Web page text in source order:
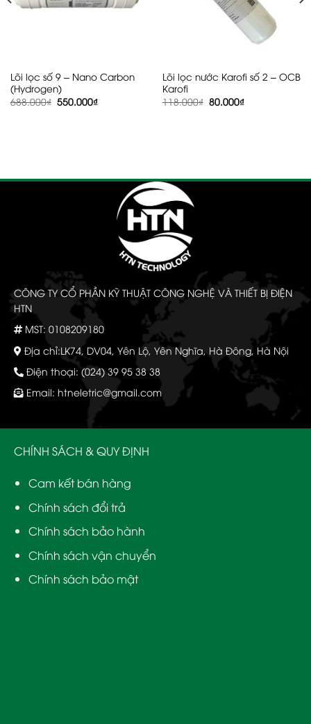
Lõi lọc số 9 – Nano Carbon
(Hydrogen)
688.000₫ Giá
gốc
550.000₫Giá
hiện
Lõi lọc nước Karofi số 2 – OCB
Karofi
118.000₫ Giá
gốc
80.000₫Giá
hiện
CÔNG TY CỔ PHẦN KỸ THUẬT CÔNG NGHỆ VÀ THIẾT BỊ ĐIỆN
HTN
MST: 0108209180
Địa chỉ:LK74, DV04, Yên Lộ, Yên Nghĩa, Hà Đông, Hà Nội
Điện thoại: (024) 39 95 38 38
Email: htneletric@gmail.com
CHÍNH SÁCH & QUY ĐỊNH
Cam kết bán hàng
Chính sách đổi trả
Chính sách bảo hành
Chính sách vận chuyển
Chính sách bảo mật